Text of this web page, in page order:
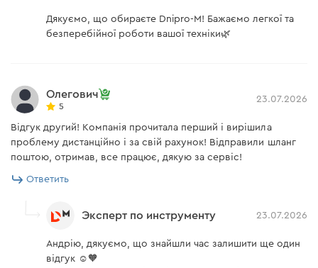
Дякуємо, що обираєте Dnipro-M! Бажаємо легкої та
безперебійної роботи вашої техніки🌿
Олегович
5
23.07.2026
Відгук другий! Компанія прочитала перший і вирішила
проблему дистанційно і за свій рахунок! Відправили шланг
поштою, отримав, все працює, дякую за сервіс!
Ответить
Эксперт по инструменту 23.07.2026
Андрію, дякуємо, що знайшли час залишити ще один
відгук ☺️🧡